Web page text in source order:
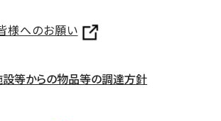
様へのお願い
等からの物品等の調達方針